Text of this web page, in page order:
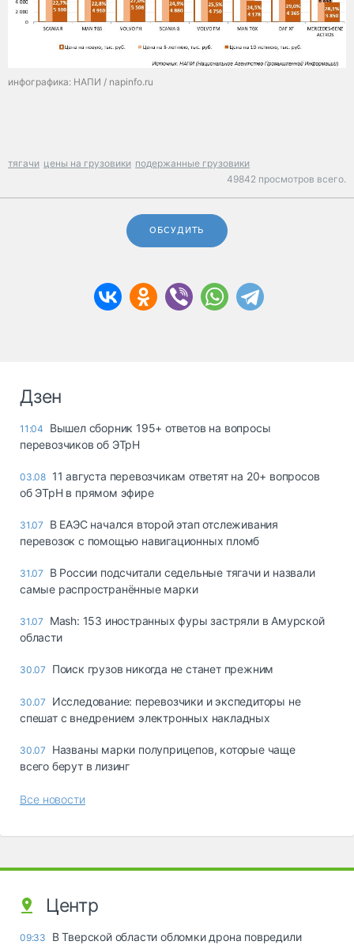
инфографика: НАПИ / napinfo.ru
тягачи цены на грузовики подержанные грузовики
49842 просмотров всего.
ОБСУДИТЬ
Дзен
11:04
Вышел сборник 195+ ответов на вопросы
перевозчиков об ЭТрН
03.08 11 августа перевозчикам ответят на 20+ вопросов
об ЭТрН в прямом эфире
31.07
В ЕАЭС начался второй этап отслеживания
перевозок с помощью навигационных пломб
31.07
В России подсчитали седельные тягачи и назвали
самые распространённые марки
31.07
Mash: 153 иностранных фуры застряли в Амурской
области
30.07 Поиск грузов никогда не станет прежним
30.07
Исследование: перевозчики и экспедиторы не
спешат с внедрением электронных накладных
30.07
Названы марки полуприцепов, которые чаще
всего берут в лизинг
Все новости
Центр
09:33
В Тверской области обломки дрона повредили